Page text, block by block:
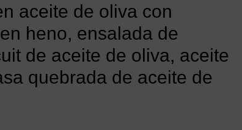
aceite de oliva con
heno, ensalada de
de aceite de oliva, aceite
quebrada de aceite de